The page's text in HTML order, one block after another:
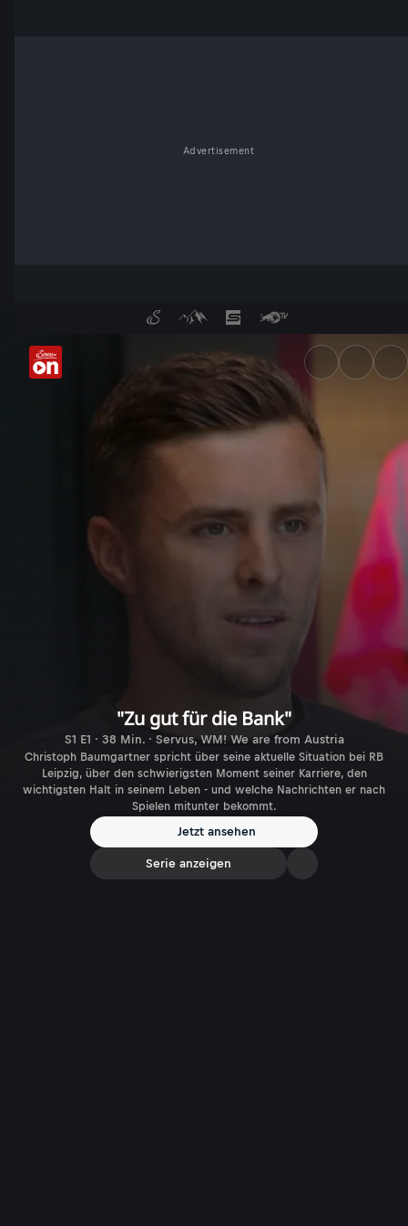
Advertisement
Christoph Baumgartner im
"Zu gut für die Bank"
S1 E1 · 38 Min. · Servus, WM! We are from Austria
Christoph Baumgartner spricht über seine aktuelle Situation bei RB
Leipzig, über den schwierigsten Moment seiner Karriere, den
wichtigsten Halt in seinem Leben - und welche Nachrichten er nach
Spielen mitunter bekommt.
Jetzt ansehen
Serie anzeigen